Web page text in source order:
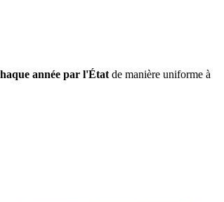
année par l'État de manière uniforme à